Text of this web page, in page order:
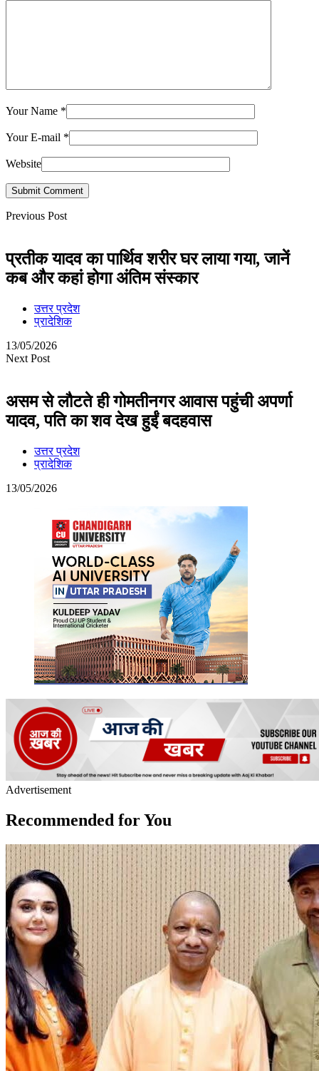
Your Name *
Your E-mail *
Website
Submit Comment
Previous Post
प्रतीक यादव का पार्थिव शरीर घर लाया गया, जानें
कब और कहां होगा अंतिम संस्कार
उत्तर प्रदेश
प्रादेशिक
13/05/2026
Next Post
असम से लौटते ही गोमतीनगर आवास पहुंची अपर्णा
यादव, पति का शव देख हुईं बदहवास
उत्तर प्रदेश
प्रादेशिक
13/05/2026
Advertisement
Recommended for You